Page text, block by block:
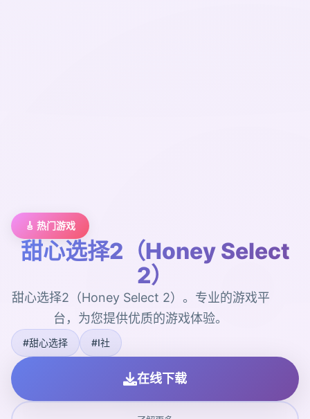
🎸 热门游戏
甜心选择2（Honey Select
2）
甜心选择2（Honey Select 2）。专业的游戏平
台，为您提供优质的游戏体验。
#甜心选择 #I社
在线下载